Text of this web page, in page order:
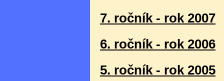
7. ročník - rok 2007
6. ročník - rok 2006
5. ročník - rok 2005